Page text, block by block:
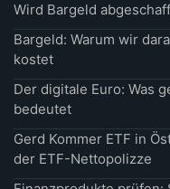
Wird Bargeld
Bargeld: Warum wir
kostet
Der digitale Euro: Was
bedeutet
Gerd Kommer ETF in
der ETF-Nettopolizze